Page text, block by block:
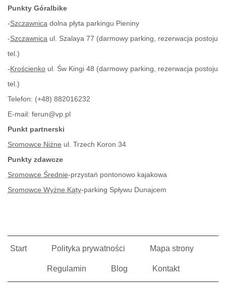
Punkty Góralbike
-Szczawnica dolna płyta parkingu Pieniny
-Szczawnica ul. Szalaya 77 (darmowy parking, rezerwacja postoju
tel.)
-Krościenko ul. Św Kingi 48 (darmowy parking, rezerwacja postoju
tel.)
Telefon: (+48) 882016232
E-mail: ferun@vp.pl
Punkt partnerski
Sromowce Niżne ul. Trzech Koron 34
Punkty zdawcze
Sromowce Średnie-przystań pontonowo kajakowa
Sromowce Wyżne Kąty-parking Spływu Dunajcem
Start Polityka prywatności Mapa strony
Regulamin Blog Kontakt